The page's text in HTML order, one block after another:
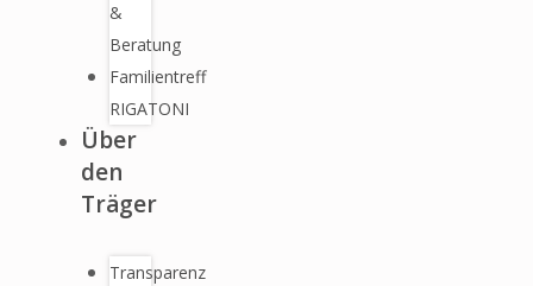
&
Beratung
Familientreff
RIGATONI
Über
den
Träger
Transparenz